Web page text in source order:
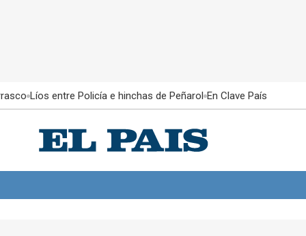
Líos entre Policía e hinchas de Peñarol En Clave País